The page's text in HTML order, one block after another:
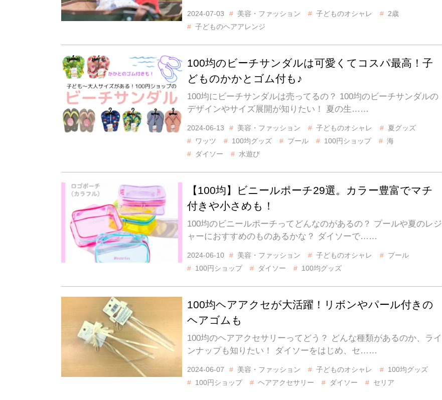
2024-07-03 美容・ファッション 子どものオシャレ
2歳
子どものヘアアレンジ
100均のビーチサンダルは可愛くてコスパ最高！子
どものかかとゴム付も♪
100均にビーチサンダルは売ってるの？ 100均のビーチサンダルの
デザインやサイズ展開が知りたい！ 夏の生……
2024-06-13 美容・ファッション 子どものオシャレ
夏グッズ
ワッツ
100均グッズ プール 100円ショップ
海
ダイソー
水遊び
【100均】ビニールポーチ29選。カラー豊富でマチ
付きや小さめも！
100均のビニールポーチってどんなのがあるの？ プールや夏のレジ
ャーにおすすめのものあるかな？ ダイソーで……
2024-06-10 美容・ファッション 子どものオシャレ
プール
100円ショップ
ダイソー 100均グッズ
100均ヘアアクセが大活躍！リボンやパール付きの
ヘアゴムも
100均のヘアアクセサリーってどう？ どんな種類があるのか、ライ
ンナップも知りたい！ ダイソーをはじめ、セ……
2024-06-07 美容・ファッション 子どものオシャレ
100均グッズ
100円ショップ
ヘアアクセサリー ダイソー セリア